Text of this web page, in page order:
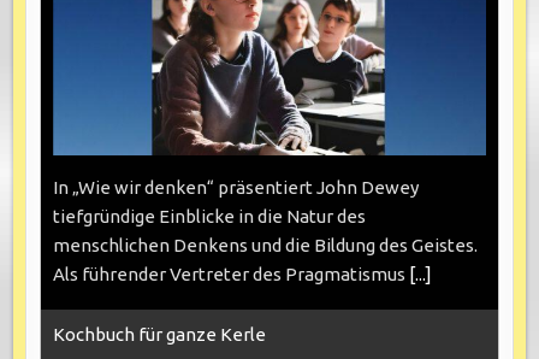
In „Wie wir denken“ präsentiert John Dewey
tiefgründige Einblicke in die Natur des
menschlichen Denkens und die Bildung des Geistes.
Als führender Vertreter des Pragmatismus [...]
Kochbuch für ganze Kerle